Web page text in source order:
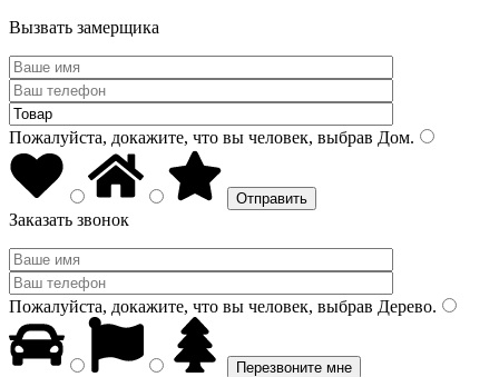
Вызвать замерщика
Пожалуйста, докажите, что вы человек, выбрав Дом.
Заказать звонок
Пожалуйста, докажите, что вы человек, выбрав Дерево.